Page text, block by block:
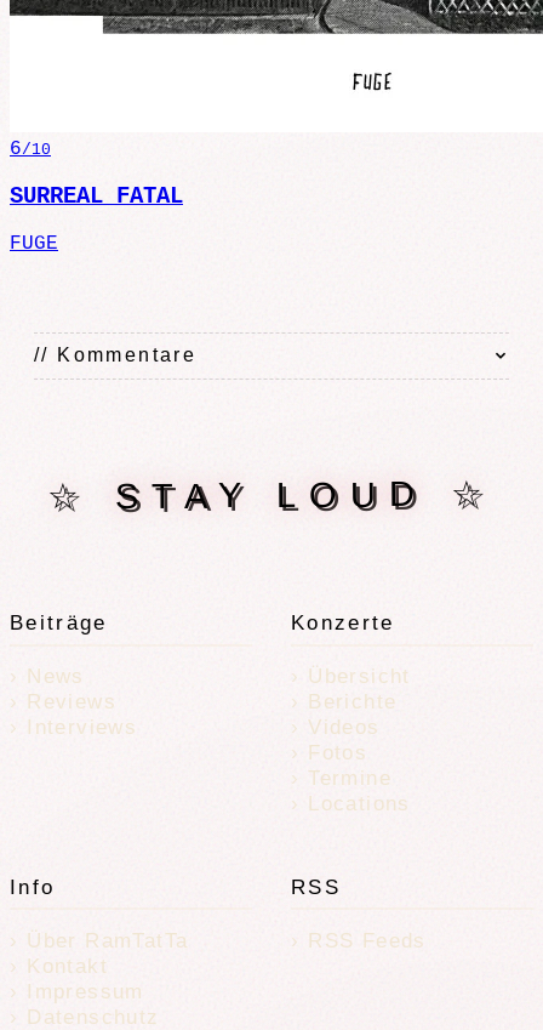
6/10
SURREAL FATAL
FUGE
// Kommentare
☆ STAY LOUD ☆
Beiträge
News
Reviews
Interviews
Konzerte
Übersicht
Berichte
Videos
Fotos
Termine
Locations
Info
Über RamTatTa
Kontakt
Impressum
Datenschutz
RSS
RSS Feeds